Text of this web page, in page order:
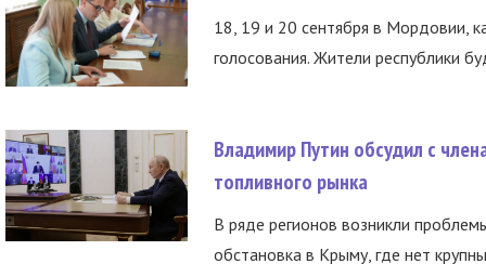
18, 19 и 20 сентября в Мордовии,
голосования. Жители республики
Владимир Путин обсудил с
топливного рынка
В ряде регионов возникли
обстановка в Крыму, где нет